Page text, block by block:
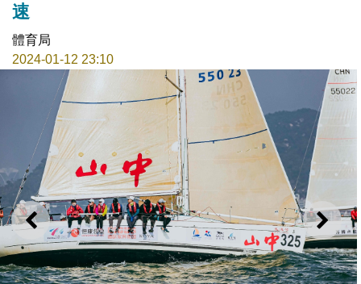
速
體育局
2024-01-12 23:10
上一則 下一